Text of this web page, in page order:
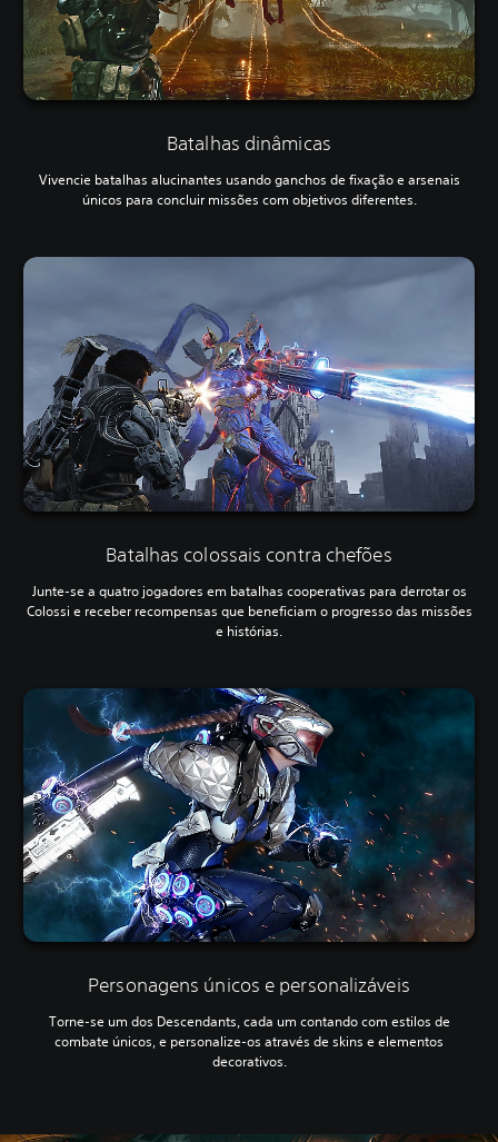
Batalhas dinâmicas
Vivencie batalhas alucinantes usando ganchos de fixação e arsenais
únicos para concluir missões com objetivos diferentes.
Batalhas colossais contra chefões
Junte-se a quatro jogadores em batalhas cooperativas para derrotar os
Colossi e receber recompensas que beneficiam o progresso das missões
e histórias.
Personagens únicos e personalizáveis
Torne-se um dos Descendants, cada um contando com estilos de
combate únicos, e personalize-os através de skins e elementos
decorativos.